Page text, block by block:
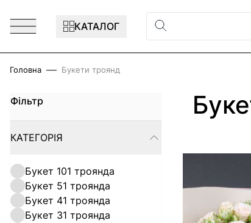
КАТАЛОГ
Головна Букети троянд
Фільтр
Skip to product list
КАТЕГОРІЯ
FILTER
Букет 101 троянда
Букет 51 троянда
Букет 41 троянда
Букет 31 троянда